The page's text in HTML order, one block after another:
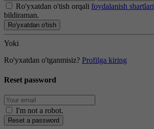
Ro'yxatdan o'tish orqali foydalanish shartlari
bildiraman.
Ro'yxatdan o'tish
Yoki
Ro'yxatdan o'tganmisiz? Profilga kiring
Reset password
I'm not a robot.
Reset a password